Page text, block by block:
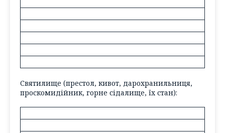
Святилище (престол, кивот, дарохранильниця,
проскомидійник, горне сідалище, їх стан):